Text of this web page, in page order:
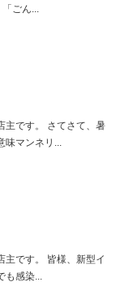
「ごん...
です。 さてさて、暑
味マンネリ...
です。 皆様、新型イ
も感染...